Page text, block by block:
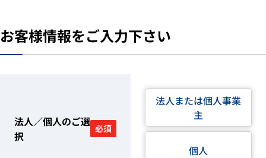
お客様情報をご入力下さい
法人／個人のご選
択
必須
法人または個人事業
主
個人